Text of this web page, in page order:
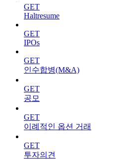
GET
Haltresume
GET
IPOs
GET
인수합병(M&A)
GET
공모
GET
이례적인 옵션 거래
GET
투자의견